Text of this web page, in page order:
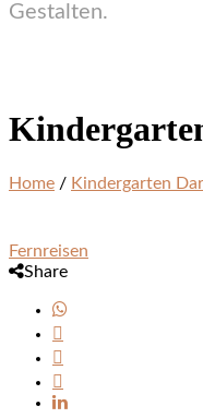
Gestalten.
Home / Kindergarten
Fernreisen
Share